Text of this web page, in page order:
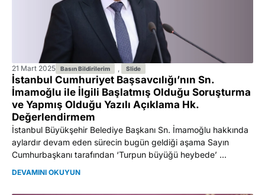
21 Mart 2025 Basın Bildirilerim Slide
İstanbul Cumhuriyet Başsavcılığı’nın Sn.
İmamoğlu ile İlgili Başlatmış Olduğu Soruşturma
ve Yapmış Olduğu Yazılı Açıklama Hk.
Değerlendirmem
İstanbul Büyükşehir Belediye Başkanı Sn. İmamoğlu hakkında
aylardır devam eden sürecin bugün geldiği aşama Sayın
Cumhurbaşkanı tarafından ‘Turpun büyüğü heybede’ ...
DEVAMINI OKUYUN